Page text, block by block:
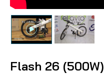
Flash 26 (500W)